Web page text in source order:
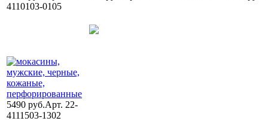
4110103-0105
5490 руб.Арт. 22-
4111503-1302